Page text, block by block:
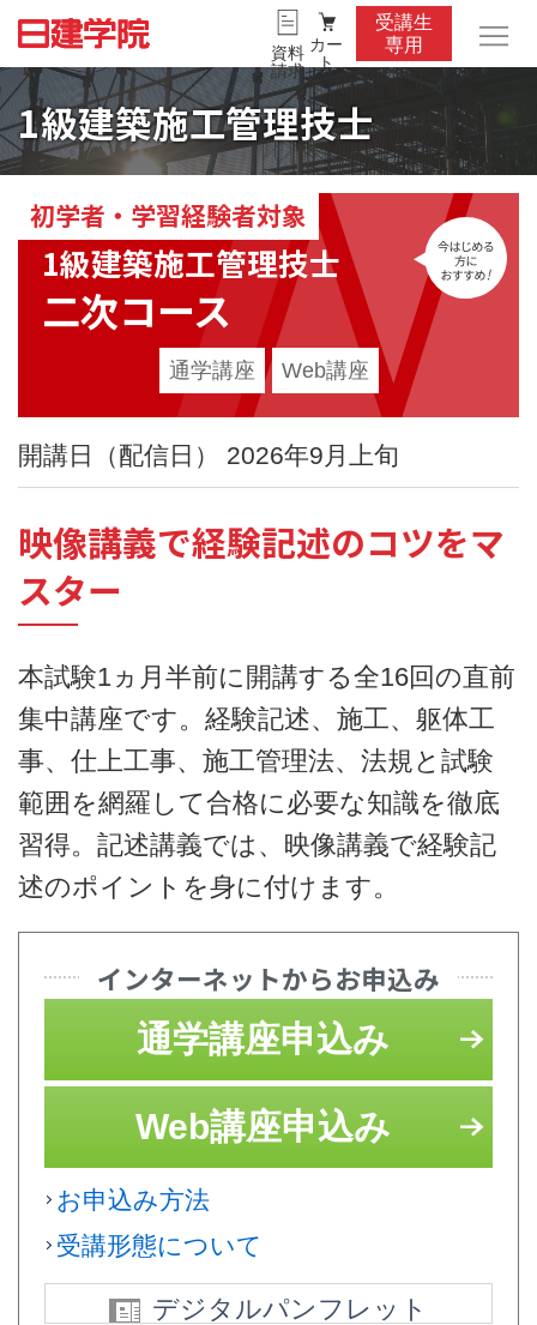
資料
請求
カー
ト
受講生
専用
1級建築施工管理技士
初学者・学習経験者対象
1級建築施工管理技士
二次コース
通学講座 Web講座
開講日（配信日） 2026年9月上旬
映像講義で経験記述のコツをマ
スター
本試験1ヵ月半前に開講する全16回の直前
集中講座です。経験記述、施工、躯体工
事、仕上工事、施工管理法、法規と試験
範囲を網羅して合格に必要な知識を徹底
習得。記述講義では、映像講義で経験記
述のポイントを身に付けます。
インターネットからお申込み
通学講座申込み
Web講座申込み
お申込み方法
受講形態について
デジタルパンフレット